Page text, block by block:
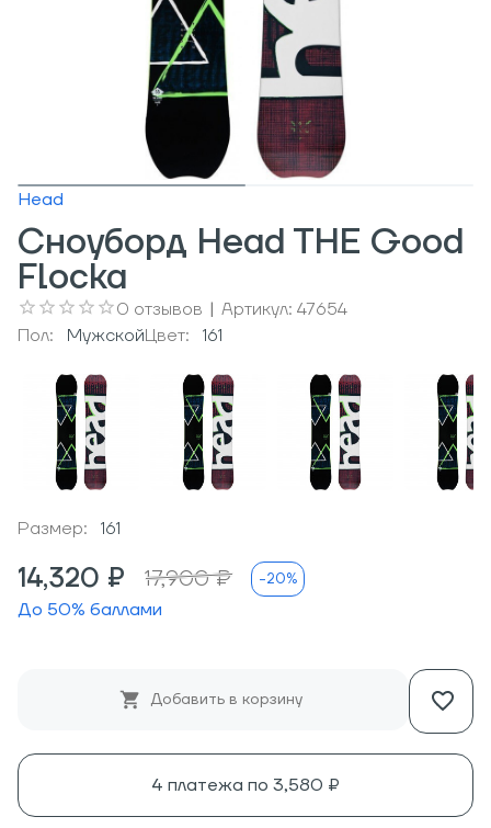
Head
Сноуборд Head THE Good
Flocka
0 отзывов | Артикул: 47654
Пол:
МужcкойЦвет: 161
Размер: 161
14,320 ₽ 17,900 ₽ -20%
До 50% баллами
Добавить в корзину
4 платежа по 3,580 ₽